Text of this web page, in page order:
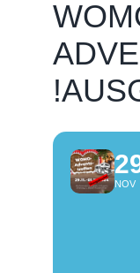
NOV